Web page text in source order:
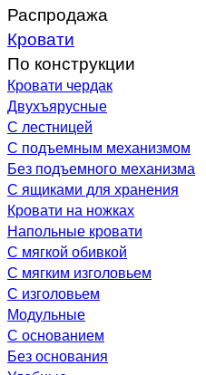
Распродажа
Кровати
По конструкции
Кровати чердак
Двухъярусные
С лестницей
С подъемным механизмом
Без подъемного механизма
С ящиками для хранения
Кровати на ножках
Напольные кровати
С мягкой обивкой
С мягким изголовьем
С изголовьем
Модульные
С основанием
Без основания